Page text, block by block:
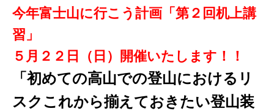
今年富士山に行こう計画「第２回机上講
習」
５月２２日（日）開催いたします ！！
「初めての高山での登山におけるリ
スクこれから揃えておきたい登山装